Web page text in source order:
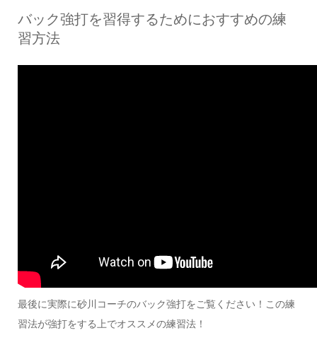
バック強打を習得するためにおすすめの練
習方法
最後に実際に砂川コーチのバック強打をご覧ください！この練
習法が強打をする上でオススメの練習法！